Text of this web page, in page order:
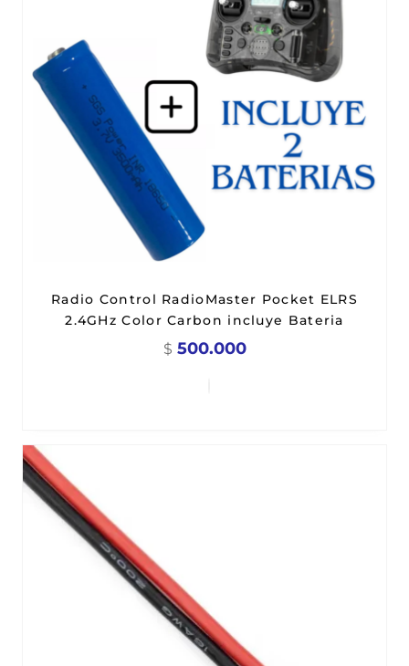
Radio Control RadioMaster Pocket ELRS
2.4GHz Color Carbon incluye Bateria
$ 500.000